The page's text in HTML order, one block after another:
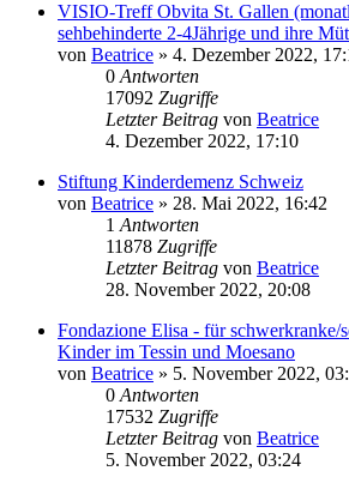
VISIO-Treff Obvita St. Gallen
sehbehinderte 2-4Jährige und ihre
von Beatrice » 4. Dezember 2022,
0 Antworten
17092 Zugriffe
Letzter Beitrag von Beatrice
4. Dezember 2022, 17:10
Stiftung Kinderdemenz Schweiz
von Beatrice » 28. Mai 2022, 16:42
1 Antworten
11878 Zugriffe
Letzter Beitrag von Beatrice
28. November 2022, 20:08
Fondazione Elisa - für schwerkranke/
Kinder im Tessin und Moesano
von Beatrice » 5. November 2022,
0 Antworten
17532 Zugriffe
Letzter Beitrag von Beatrice
5. November 2022, 03:24